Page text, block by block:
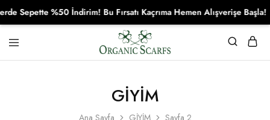
Organikscarf
Ana Sayfa GİYİM Sayfa 2
GİYİM
%50 İndirim! Bu Fırsatı Kaçrıma Hemen Alışverişe Başla!